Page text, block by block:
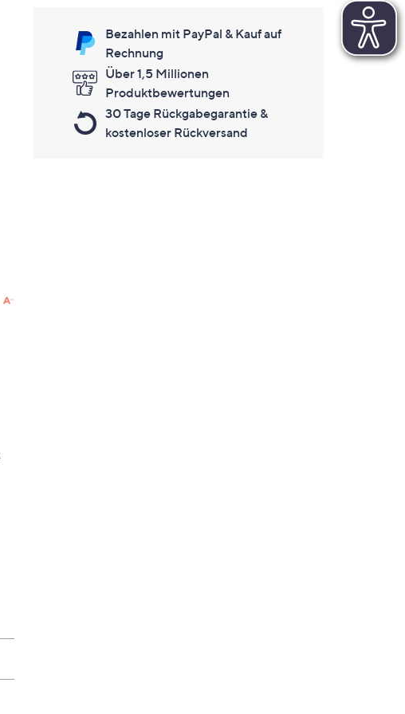
Bezahlen mit PayPal & Kauf auf
Rechnung
Über 1,5 Millionen
Produktbewertungen
30 Tage Rückgabegarantie &
kostenloser Rückversand